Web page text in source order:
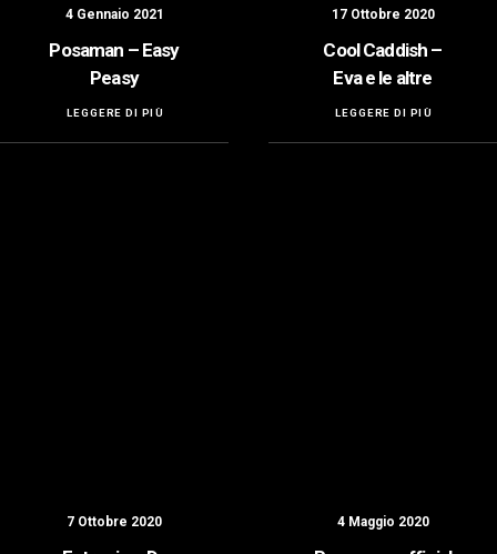
4 Gennaio 2021
Posaman – Easy
Peasy
LEGGERE DI PIÙ
17 Ottobre 2020
Cool Caddish –
Eva e le altre
LEGGERE DI PIÙ
7 Ottobre 2020 4 Maggio 2020